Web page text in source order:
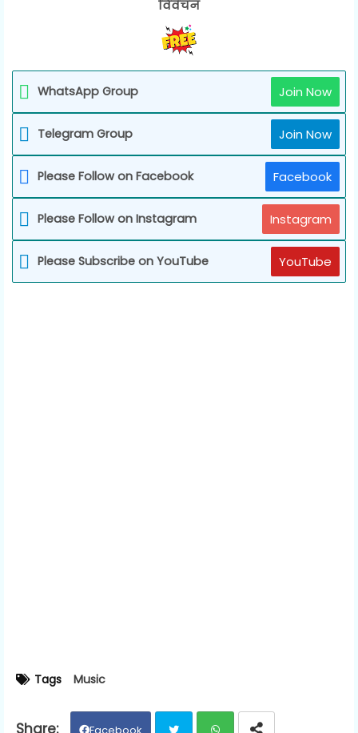
विवेचन
WhatsApp Group Join Now
Telegram Group Join Now
Please Follow on Facebook Facebook
Please Follow on Instagram Instagram
Please Subscribe on YouTube YouTube
Tags Music